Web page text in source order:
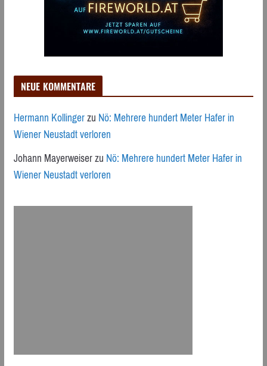
NEUE KOMMENTARE
Hermann KollingerzuNö: Mehrere hundert Meter Hafer in
Wiener Neustadt verloren
Johann MayerweiserzuNö: Mehrere hundert Meter Hafer in
Wiener Neustadt verloren